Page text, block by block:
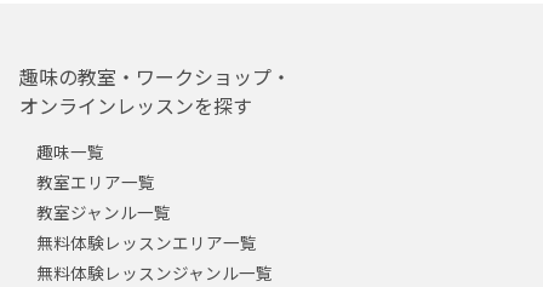
趣味の教室・ワークショップ・
オンラインレッスンを探す
趣味一覧
教室エリア一覧
教室ジャンル一覧
無料体験レッスンエリア一覧
無料体験レッスンジャンル一覧